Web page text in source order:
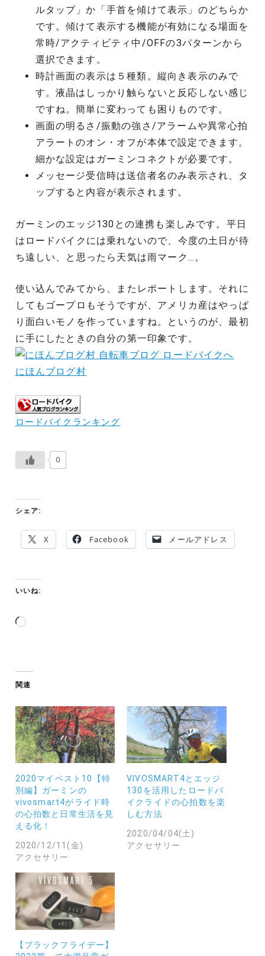
ルタップ」か「手首を傾けて表示」のどちらか
です。傾けて表示する機能が有効になる場面を
常時/アクティビティ中/OFFの3パターンから
選択できます。
時計画面の表示は５種類。縦向き表示のみで
す。液晶はしっかり触らないと反応しない感じ
ですね。簡単に変わっても困りものです。
画面の明るさ/振動の強さ/アラームや異常心拍
アラートのオン・オフが本体で設定できます。
細かな設定はガーミンコネクトが必要です。
メッセージ受信時は送信者名のみ表示され、タ
ップすると内容が表示されます。
ガーミンのエッジ130との連携も楽しみです。平日
はロードバイクには乗れないので、今度の土日が待
ち遠しい、と思ったら天気は雨マーク…。
使い込んでみてから、またレポートします。それに
してもゴープロもそうですが、アメリカ産はやっぱ
り面白いモノを作っていますね。というのが、最初
に手にしたときの自分の第一印象です。
にほんブログ村
ロードバイクランキング
0
シェア:
X Facebook メールアドレス
いいね:
読
中…
関連
2020マイベスト10【特
別編】ガーミンの
vivosmart4がライド時
の心拍数と日常生活を見
える化！
2020/12/11(金)
アクセサリー
VIVOSMART4とエッジ
130を活用したロードバ
イクライドの心拍数を楽
しむ方法
2020/04/04(土)
アクセサリー
【ブラックフライデー】